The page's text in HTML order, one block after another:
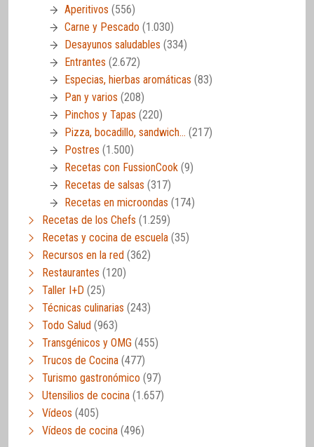
Aperitivos (556)
Carne y Pescado (1.030)
Desayunos saludables (334)
Entrantes (2.672)
Especias, hierbas aromáticas (83)
Pan y varios (208)
Pinchos y Tapas (220)
Pizza, bocadillo, sandwich… (217)
Postres (1.500)
Recetas con FussionCook (9)
Recetas de salsas (317)
Recetas en microondas (174)
Recetas de los Chefs (1.259)
Recetas y cocina de escuela (35)
Recursos en la red (362)
Restaurantes (120)
Taller I+D (25)
Técnicas culinarias (243)
Todo Salud (963)
Transgénicos y OMG (455)
Trucos de Cocina (477)
Turismo gastronómico (97)
Utensilios de cocina (1.657)
Vídeos (405)
Vídeos de cocina (496)